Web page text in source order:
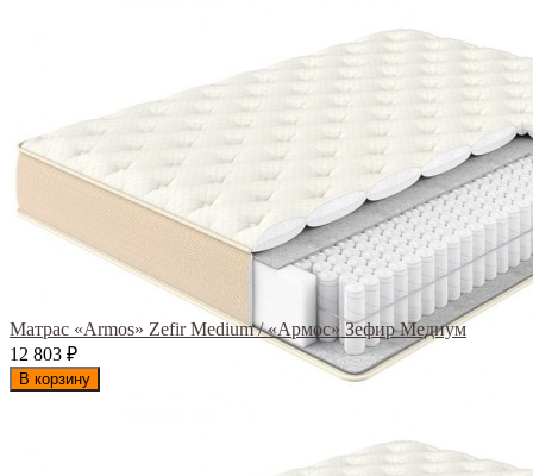
Матрас «Armos» Zefir Medium / «Армос» Зефир Медиум
12 803 ₽
В корзину